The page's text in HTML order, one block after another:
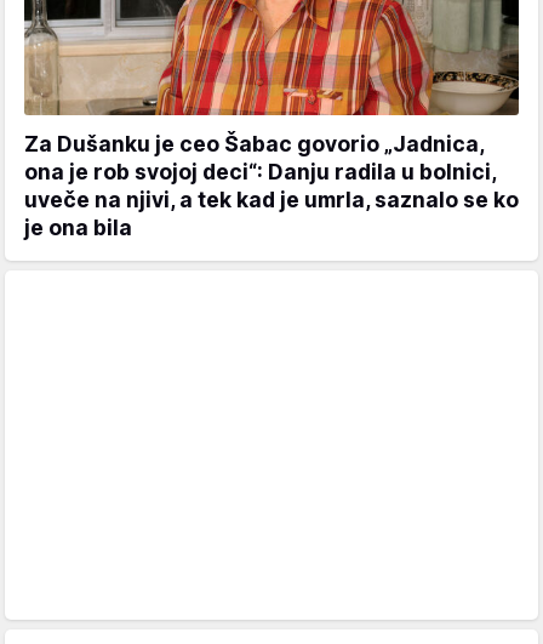
Za Dušanku je ceo Šabac govorio „Jadnica,
ona je rob svojoj deci“: Danju radila u bolnici,
uveče na njivi, a tek kad je umrla, saznalo se ko
je ona bila